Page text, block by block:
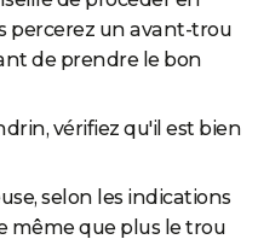
percerez un avant-trou
de prendre le bon
vérifiez qu'il est bien
selon les indications
même que plus le trou